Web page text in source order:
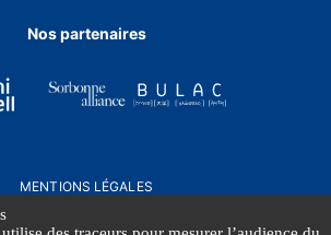
Facebook.
Bluesky.
Linkedin.
Instagram.
Youtube.
Nos partenaires
MENTIONS LÉGALES
DONNÉES PERSONNELLES